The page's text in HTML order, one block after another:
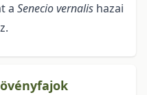
a Senecio vernalis hazai